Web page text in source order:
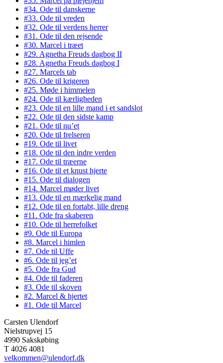
#34. Ode til danskerne
#33. Ode til vreden
#32. Ode til verdens herrer
#31. Ode til den rejsende
#30. Marcel i træet
#29. Agnetha Freuds dagbog II
#28. Agnetha Freuds dagbog I
#27. Marcels tab
#26. Ode til krigeren
#25. Møde i himmelen
#24. Ode til kærligheden
#23. Ode til en lille mand i et sandslot
#22. Ode til den sidste kamp
#21. Ode til nu’et
#20. Ode til frelseren
#19. Ode til livet
#18. Ode til den indre verden
#17. Ode til træerne
#16. Ode til et knust hjerte
#15. Ode til dialogen
#14. Marcel møder livet
#13. Ode til en mærkelig mand
#12. Ode til en fortabt, lille dreng
#11. Ode fra skaberen
#10. Ode til herrefolket
#9. Ode til Europa
#8. Marcel i himlen
#7. Ode til Uffe
#6. Ode til jeg’et
#5. Ode fra Gud
#4. Ode til faderen
#3. Ode til skoven
#2. Marcel & hjertet
#1. Ode til Marcel
Carsten Ulendorf
Nielstrupvej 15
4990 Sakskøbing
T 4026 4081
velkommen@ulendorf.dk